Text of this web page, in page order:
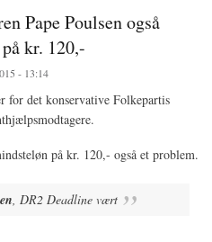
Pape Poulsen også
kr. 120,-
- 13:14
for det konservative Folkepartis
på kr. 120,- også et problem.
, DR2 Deadline vært